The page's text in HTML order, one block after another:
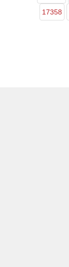
17358